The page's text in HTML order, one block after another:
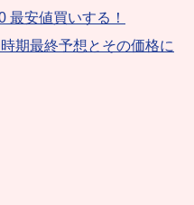
最安値買いする！
期最終予想とその価格に